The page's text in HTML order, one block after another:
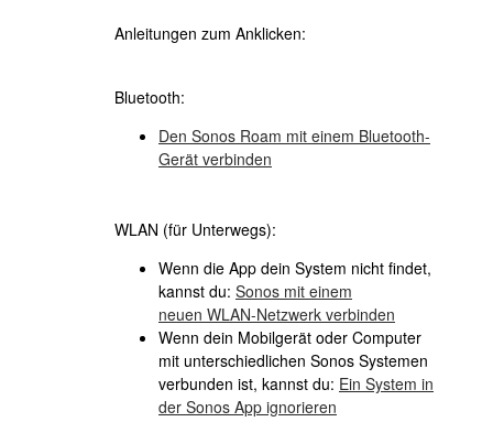
Anleitungen zum Anklicken:
Bluetooth:
Den Sonos Roam mit einem Bluetooth-
Gerät verbinden
WLAN (für Unterwegs):
Wenn die App dein System nicht findet,
kannst du: Sonos mit einem
neuen WLAN-Netzwerk verbinden
Wenn dein Mobilgerät oder Computer
mit unterschiedlichen Sonos Systemen
verbunden ist, kannst du: Ein System in
der Sonos App ignorieren